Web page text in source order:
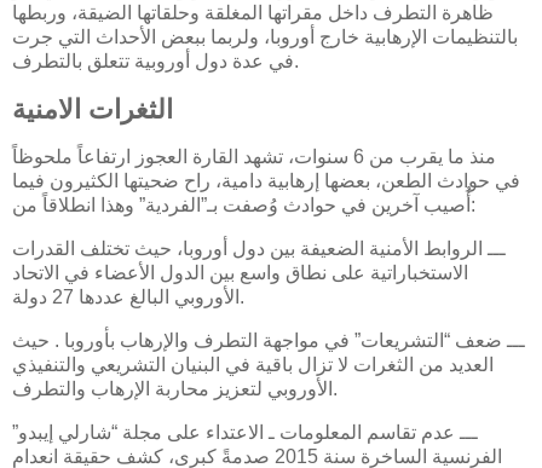
ظاهرة التطرف داخل مقراتها المغلقة وحلقاتها الضيقة، وربطها
بالتنظيمات الإرهابية خارج أوروبا، ولربما ببعض الأحداث التي جرت
في عدة دول أوروبية تتعلق بالتطرف.
الثغرات الامنية
منذ ما يقرب من 6 سنوات، تشهد القارة العجوز ارتفاعاً ملحوظاً
في حوادث الطعن، بعضها إرهابية دامية، راح ضحيتها الكثيرون فيما
أُصيب آخرين في حوادث وُصفت بـ”الفردية” وهذا انطلاقاً من:
ـــ الروابط الأمنية الضعيفة بين دول أوروبا، حيث تختلف القدرات
الاستخباراتية على نطاق واسع بين الدول الأعضاء في الاتحاد
الأوروبي البالغ عددها 27 دولة.
ـــ ضعف “التشريعات” في مواجهة التطرف والإرهاب بأوروبا . حيث
العديد من الثغرات لا تزال باقية في البنيان التشريعي والتنفيذي
الأوروبي لتعزيز محاربة الإرهاب والتطرف.
ـــ عدم تقاسم المعلومات ـ الاعتداء على مجلة “شارلي إيبدو”
الفرنسية الساخرة سنة 2015 صدمةً كبرى، كشف حقيقة انعدام